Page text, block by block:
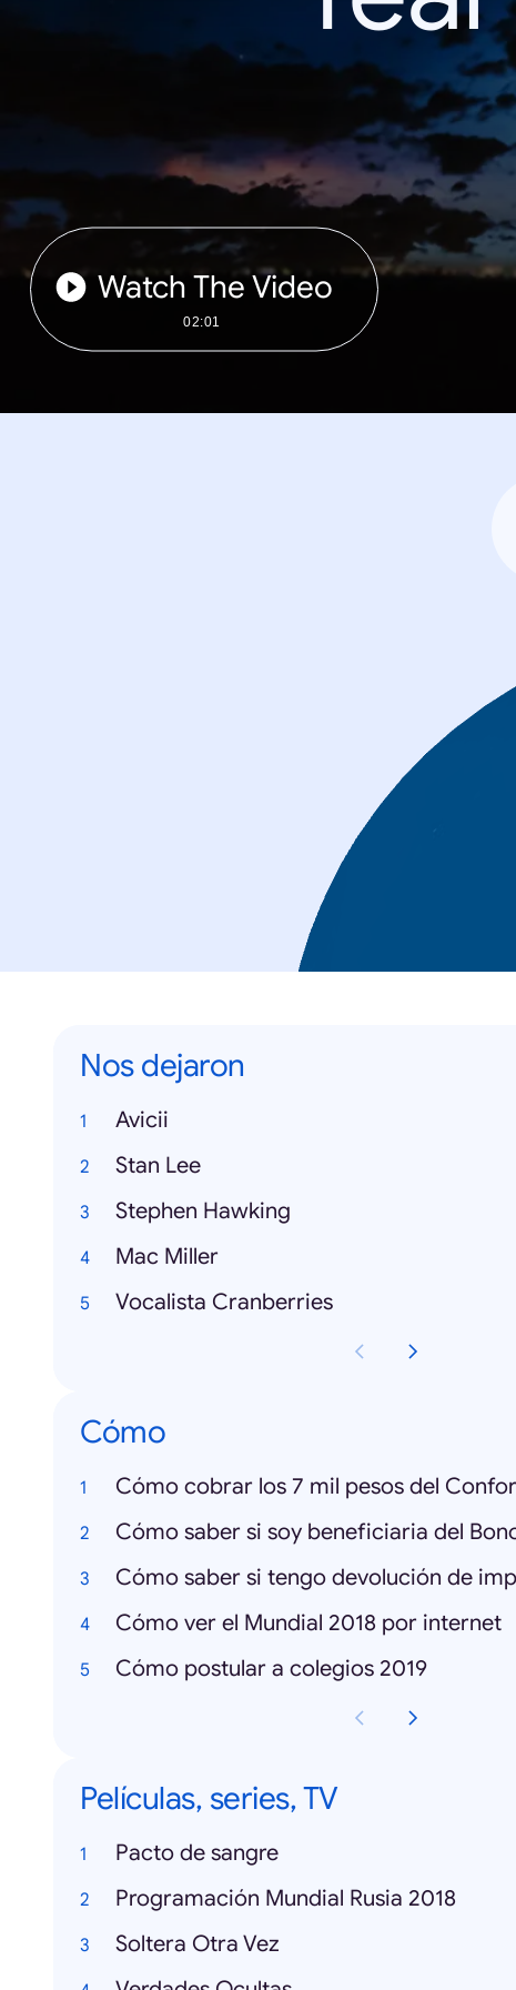
Watch The Video
02:01
Nos dejaron
Avicii
Stan Lee
Stephen Hawking
Mac Miller
Vocalista Cranberries
Cómo
Cómo cobrar los 7 mil pesos del
Cómo saber si tengo devolución de
Cómo ver el Mundial 2018 por internet
Cómo postular a colegios 2019
Películas, series, TV
Pacto de sangre
Programación Mundial Rusia 2018
Soltera Otra Vez